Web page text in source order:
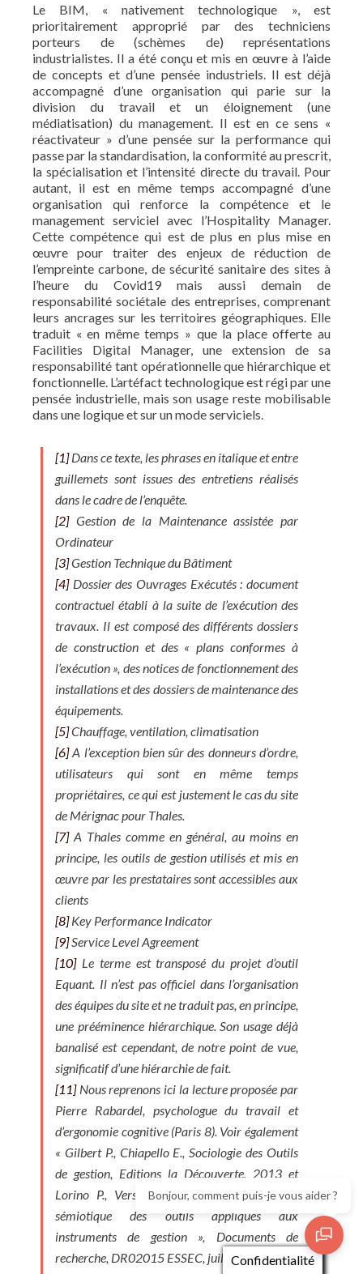
Le BIM, « nativement technologique », est
prioritairement approprié par des techniciens
porteurs de (schèmes de) représentations
industrialistes. Il a été conçu et mis en œuvre à l’aide
de concepts et d’une pensée industriels. Il est déjà
accompagné d’une organisation qui parie sur la
division du travail et un éloignement (une
médiatisation) du management. Il est en ce sens «
réactivateur » d’une pensée sur la performance qui
passe par la standardisation, la conformité au prescrit,
la spécialisation et l’intensité directe du travail. Pour
autant, il est en même temps accompagné d’une
organisation qui renforce la compétence et le
management serviciel avec l’Hospitality Manager.
Cette compétence qui est de plus en plus mise en
œuvre pour traiter des enjeux de réduction de
l’empreinte carbone, de sécurité sanitaire des sites à
l’heure du Covid19 mais aussi demain de
responsabilité sociétale des entreprises, comprenant
leurs ancrages sur les territoires géographiques. Elle
traduit « en même temps » que la place offerte au
Facilities Digital Manager, une extension de sa
responsabilité tant opérationnelle que hiérarchique et
fonctionnelle. L’artéfact technologique est régi par une
pensée industrielle, mais son usage reste mobilisable
dans une logique et sur un mode serviciels.
[1]Dans ce texte, les phrases en italique et entre
guillemets sont issues des entretiens réalisés
dans le cadre de l’enquête.
[2]Gestion de la Maintenance assistée par
Ordinateur
[3]Gestion Technique du Bâtiment
[4]Dossier des Ouvrages Exécutés : document
contractuel établi à la suite de l’exécution des
travaux. Il est composé des différents dossiers
de construction et des « plans conformes à
l’exécution », des notices de fonctionnement des
installations et des dossiers de maintenance des
équipements.
[5]Chauffage, ventilation, climatisation
[6]A l’exception bien sûr des donneurs d’ordre,
utilisateurs qui sont en même temps
propriétaires, ce qui est justement le cas du site
de Mérignac pour Thales.
[7]A Thales comme en général, au moins en
principe, les outils de gestion utilisés et mis en
œuvre par les prestataires sont accessibles aux
clients
[8]Key Performance Indicator
[9]Service Level Agreement
[10]Le terme est transposé du projet d’outil
Equant. Il n’est pas officiel dans l’organisation
des équipes du site et ne traduit pas, en principe,
une prééminence hiérarchique. Son usage déjà
banalisé est cependant, de notre point de vue,
significatif d’une hiérarchie de fait.
[11]Nous reprenons ici la lecture proposée par
Pierre Rabardel, psychologue du travail et
d’ergonomie cognitive (Paris 8). Voir également
« Gilbert P., Chiapello E., Sociologie des Outils
de gestion, Editions la Découverte, 2013 et
Lorino P., Vers une théorie pragmatique et
sémiotique des outils appliqués aux
instruments de gestion », Documents de
recherche, DR02015 ESSEC, juillet 2002.
Bonjour, comment puis-je vous aider ?
Confidentialité